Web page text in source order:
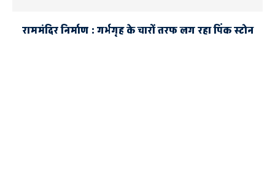
राममंदिर निर्माण : गर्भगृह के चारों तरफ लग रहा पिंक स्टोन